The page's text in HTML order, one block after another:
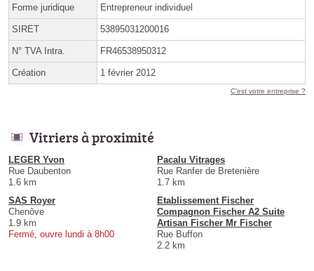
Forme juridique Entrepreneur individuel
SIRET 53895031200016
N° TVA Intra. FR46538950312
Création 1 février 2012
C'est votre entreprise ?
Vitriers à proximité
LEGER Yvon
Rue Daubenton
1.6 km
Pacalu Vitrages
Rue Ranfer de Bretenière
1.7 km
SAS Royer
Chenôve
1.9 km
Fermé, ouvre lundi à 8h00
Etablissement Fischer
Compagnon Fischer A2 Suite
Artisan Fischer Mr Fischer
Rue Buffon
2.2 km